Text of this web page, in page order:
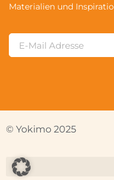
Materialien und
© Yokimo 2025